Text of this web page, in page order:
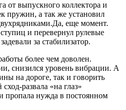
от выпускного коллектора и
а так же установил
еще момент.
и перевернул рулевые
за стабилизатор.
более чем доволен.
снизился уровень вибрации. А
на дороге, так и говорить
развала «на глаз»
пропала нужда в постоянном